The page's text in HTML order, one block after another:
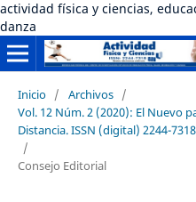
actividad física y ciencias,
danza
Inicio / Archivos /
Vol. 12 Núm. 2 (2020): El Nuevo
Distancia. ISSN (digital) 2244-7318
/
Consejo Editorial